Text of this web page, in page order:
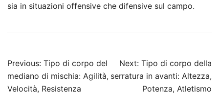
sia in situazioni offensive che difensive sul campo.
Post
navigation
Previous: Tipo di corpo del
mediano di mischia: Agilità,
Velocità, Resistenza
Next: Tipo di corpo della
serratura in avanti: Altezza,
Potenza, Atletismo